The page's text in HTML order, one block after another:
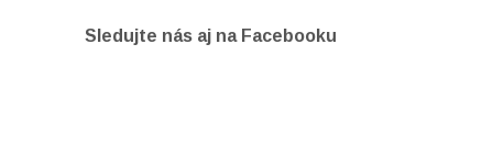
Sledujte nás aj na Facebooku